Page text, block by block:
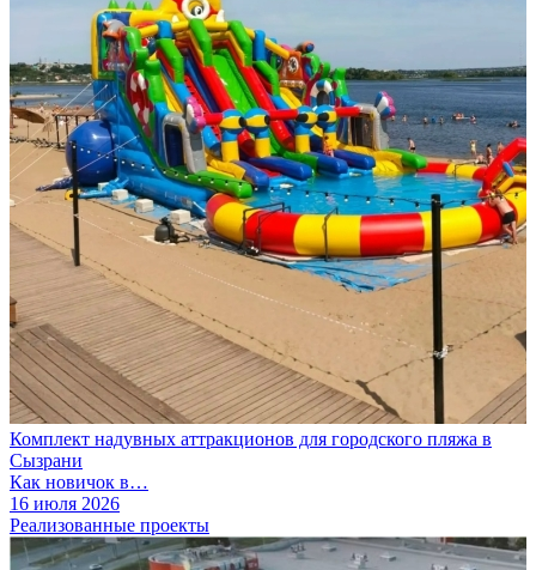
Комплект надувных аттракционов для городского пляжа в
Сызрани
Как новичок в…
16 июля 2026
Реализованные проекты